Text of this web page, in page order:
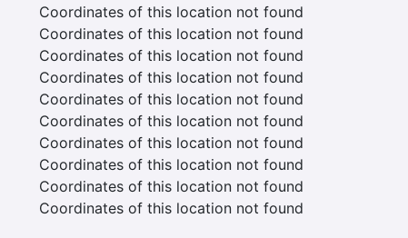
Coordinates of this location not found
Coordinates of this location not found
Coordinates of this location not found
Coordinates of this location not found
Coordinates of this location not found
Coordinates of this location not found
Coordinates of this location not found
Coordinates of this location not found
Coordinates of this location not found
Coordinates of this location not found